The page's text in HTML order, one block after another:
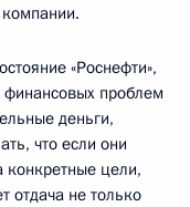
компании.
«Роснефти»,
проблем
деньги,
что если они
конкретные цели,
отдача не только